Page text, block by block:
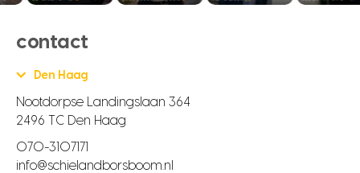
contact
Den Haag
Nootdorpse Landingslaan 364
2496 TC Den Haag
070-3107171
info@schielandborsboom.nl